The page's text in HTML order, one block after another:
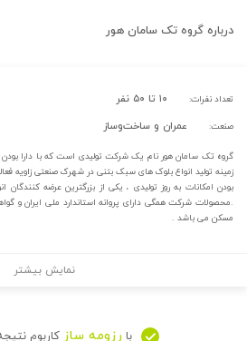
درباره گروه تک سامان هور
تعداد نفرات: ۱۰ تا ۵۰ نفر
صنعت: عمران و ساخت‌وساز
زمینه تولید انواع بلوک های سبک بتنی در شهرک صنعتی زاویه
بودن امکانات به روز تولیدی ، یکی از بزرگترین عرضه
.محصولات شرکت همگی دارای پروانه استاندارد ملی ایران و
مسکن می باشد .
نمایش بیشتر
با رزومه ساز کاربوم